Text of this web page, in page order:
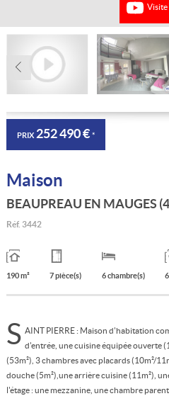
Visite
PRIX252 490 € *
Maison
BEAUPREAU EN MAUGES
Réf. 3442
190 m² 7 pièce(s) 6 chambre(s)
S AINT PIERRE : Maison d'habitation
d'entrée, une cuisine équipée ouverte
(53m²), 3 chambres avec placards (10m²/
douche (5m²),une arrière cuisine (11m²),
l'étage : une mezzanine, une chambre